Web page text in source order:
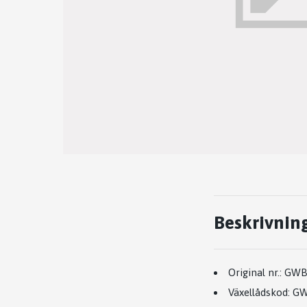
Original nr.: GWB
Växellådskod: